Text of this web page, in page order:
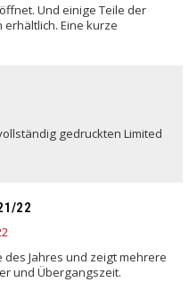
Und einige Teile der
Eine kurze
gedruckten Limited
22
Jahres und zeigt mehrere
und Übergangszeit.